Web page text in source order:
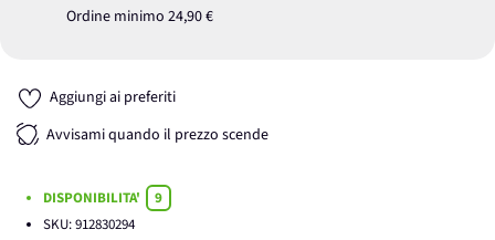
Ordine minimo 24,90 €
Aggiungi ai preferiti
Avvisami quando il prezzo scende
DISPONIBILITA'
9
SKU:912830294